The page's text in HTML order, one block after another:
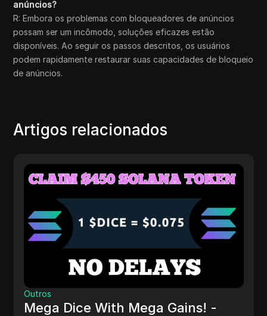
anúncios?
R: Embora os problemas com bloqueadores de anúncios
possam ser um incômodo, soluções eficazes estão
disponíveis. Ao seguir os passos descritos, os usuários
podem rapidamente restaurar suas capacidades de bloqueio
de anúncios.
Artigos relacionados
Outros
Mega Dice With Mega Gains! -